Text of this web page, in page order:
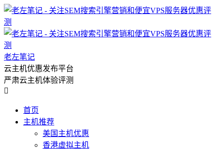
老左笔记
云主机优惠发布平台
严肃云主机体验评测

首页
主机推荐
美国主机优惠
香港虚拟主机